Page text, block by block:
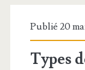
Publié 20
Types